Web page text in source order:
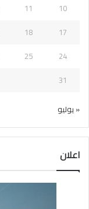
10
11
17
18
24
25
31
« يوليو
اعلان